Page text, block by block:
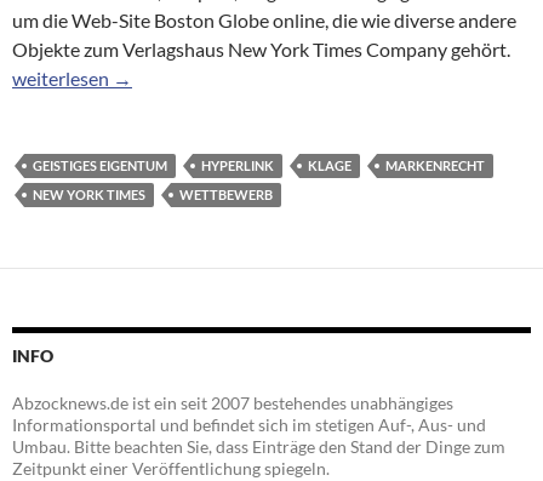
um die Web-Site Boston Globe online, die wie diverse andere
Objekte zum Verlagshaus New York Times Company gehört.
New York Times wegen Verlinkung auf fremde Inhalte verklagt
weiterlesen →
GEISTIGES EIGENTUM HYPERLINK KLAGE
MARKENRECHT
NEW YORK TIMES
WETTBEWERB
INFO
Abzocknews.de ist ein seit 2007 bestehendes unabhängiges
Informationsportal und befindet sich im stetigen Auf-, Aus- und
Umbau. Bitte beachten Sie, dass Einträge den Stand der Dinge zum
Zeitpunkt einer Veröffentlichung spiegeln.